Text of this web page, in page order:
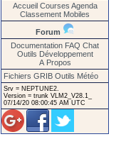
Accueil Courses Agenda
Classement Mobiles
Forum
Documentation FAQ Chat
Outils Développement
A Propos
Fichiers GRIB Outils Météo
Srv = NEPTUNE2.
Version = trunk VLM2_V28.1_
07/14/20 08:00:45 AM UTC